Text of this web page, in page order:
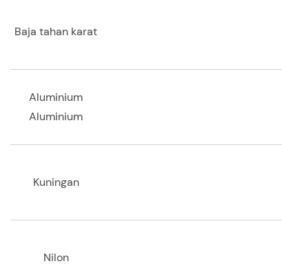
Baja tahan karat
Aluminium
Aluminium
Kuningan
Nilon